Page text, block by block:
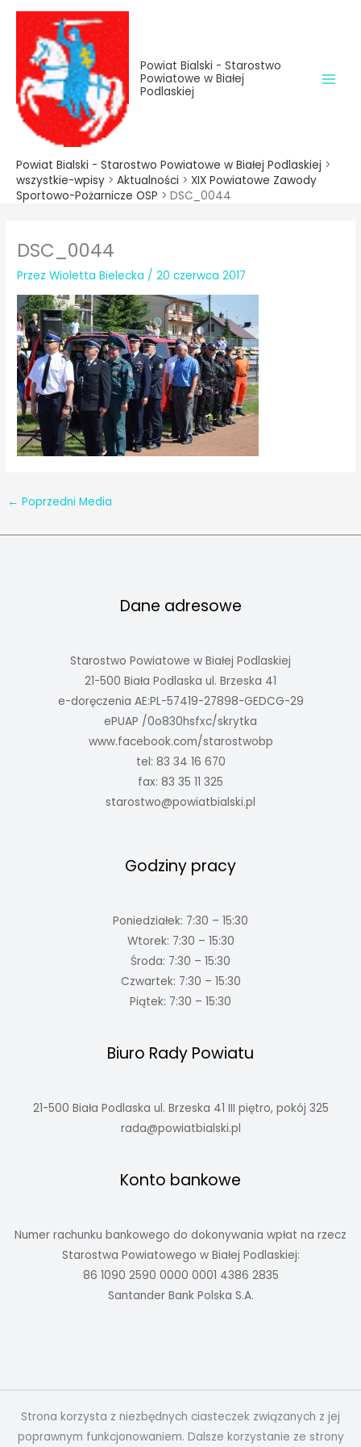
treści
Przejdź
treści
Powiat Bialski - Starostwo
Powiatowe w Białej
Podlaskiej
Powiat Bialski - Starostwo Powiatowe w Białej Podlaskiej >
wszystkie-wpisy > Aktualności > XIX Powiatowe Zawody
Sportowo-Pożarnicze OSP > DSC_0044
DSC_0044
PrzezWioletta Bielecka /20 czerwca 2017
← Poprzedni Media
Dane adresowe
Starostwo Powiatowe w Białej Podlaskiej
21-500 Biała Podlaska ul. Brzeska 41
e-doręczenia AE:PL-57419-27898-GEDCG-29
ePUAP /0o830hsfxc/skrytka
www.facebook.com/starostwobp
tel: 83 34 16 670
fax: 83 35 11 325
starostwo@powiatbialski.pl
Godziny pracy
Poniedziałek: 7:30 – 15:30
Wtorek: 7:30 – 15:30
Środa: 7:30 – 15:30
Czwartek: 7:30 – 15:30
Piątek: 7:30 – 15:30
Biuro Rady Powiatu
21-500 Biała Podlaska ul. Brzeska 41 III piętro, pokój 325
rada@powiatbialski.pl
Konto bankowe
Numer rachunku bankowego do dokonywania wpłat na rzecz
Starostwa Powiatowego w Białej Podlaskiej:
86 1090 2590 0000 0001 4386 2835
Santander Bank Polska S.A.
Strona korzysta z niezbędnych ciasteczek związanych z jej
poprawnym funkcjonowaniem. Dalsze korzystanie ze strony